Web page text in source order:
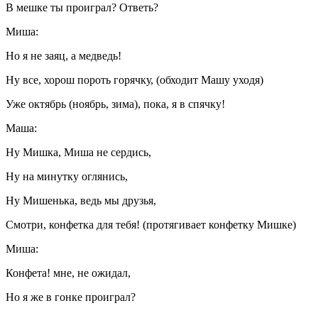
В мешке ты проиграл? Ответь?
Миша:
Но я не заяц, а медведь!
Ну все, хорош пороть горячку, (обходит Машу уходя)
Уже октябрь (ноябрь, зима), пока, я в спячку!
Маша:
Ну Мишка, Миша не сердись,
Ну на минутку оглянись,
Ну Мишенька, ведь мы друзья,
Смотри, конфетка для тебя! (протягивает конфетку Мишке)
Миша:
Конфета! мне, не ожидал,
Но я же в гонке проиграл?